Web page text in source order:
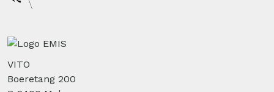
VITO
Boeretang 200